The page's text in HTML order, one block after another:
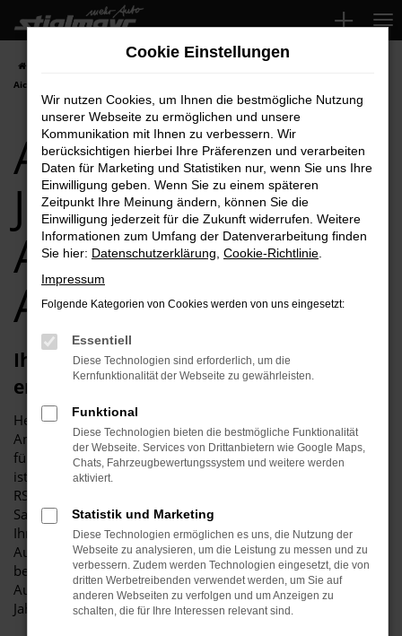
Zum
Hauptinhalt
springen
Aichach Top-Angebote
Audi RS3
Jahreswagen für
Aichach Top-
Angebote
Ihren Audi RS3 Jahreswagen für Aichach
erhalten Sie im Autohaus Stiglmayr
Herzlich willkommen bei Autohaus Stiglmayr – Ihre erste
Anlaufstelle für exzellente Audi RS3 Jahreswagen Fahrzeuge
für Aichach und Umgebung! Unser renommiertes Autohaus
ist stolz darauf, Ihnen eine herausragende Auswahl an Audi
RS3 Jahreswagen zu präsentieren, die höchste Standards in
Sachen Qualität und Leistung erfüllen. Wir sind seit Jahren
Ihr vertrauenswürdiger Partner, wenn es um erstklassige
Automobile geht. Erfahren Sie mehr über unsere
beeindruckende Audi RS3 Jahreswagen Flotte und warum
Autohaus Stiglmayr die bevorzugte Adresse für Audi RS3
Jahreswagen Liebhaber ist.
Cookie Einstellungen
Wir nutzen Cookies, um Ihnen die bestmögliche Nutzung
unserer Webseite zu ermöglichen und unsere
Kommunikation mit Ihnen zu verbessern. Wir
berücksichtigen hierbei Ihre Präferenzen und verarbeiten
Daten für Marketing und Statistiken nur, wenn Sie uns Ihre
Einwilligung geben. Wenn Sie zu einem späteren
Zeitpunkt Ihre Meinung ändern, können Sie die
Einwilligung jederzeit für die Zukunft widerrufen. Weitere
Informationen zum Umfang der Datenverarbeitung finden
Sie hier: Datenschutzerklärung Cookie-Richtlinie
Impressum
Folgende Kategorien von Cookies werden von uns eingesetzt:
Essentiell
Diese Technologien sind erforderlich, um die
Kernfunktionalität der Webseite zu gewährleisten.
Funktional
Diese Technologien bieten die bestmögliche Funktionalität
der Webseite. Services von Drittanbietern wie Google Maps,
Chats, Fahrzeugbewertungssystem und weitere werden
aktiviert.
Statistik und Marketing
Diese Technologien ermöglichen es uns, die Nutzung der
Webseite zu analysieren, um die Leistung zu messen und zu
verbessern. Zudem werden Technologien eingesetzt, die von
dritten Werbetreibenden verwendet werden, um Sie auf
anderen Webseiten zu verfolgen und um Anzeigen zu
schalten, die für Ihre Interessen relevant sind.